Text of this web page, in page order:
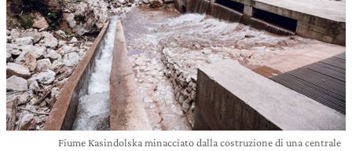
Fiume Kasindolska minacciato dalla costruzione di una centrale